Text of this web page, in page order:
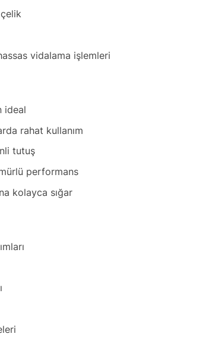
vidalama işlemleri
ideal
rahat kullanım
tutuş
performans
kolayca sığar